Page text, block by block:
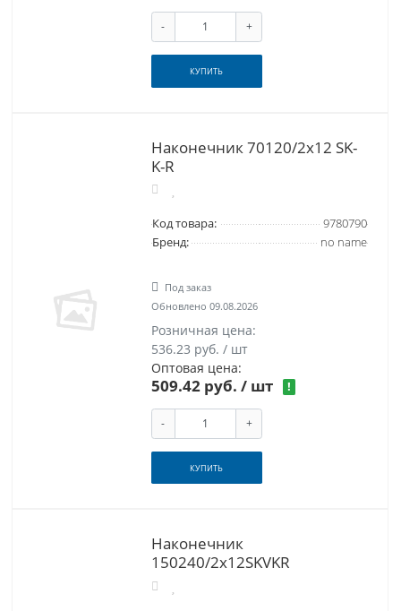
- +
КУПИТЬ
Наконечник 70120/2х12 SK-
K-R
Код товара:
9780790
Бренд:
no name
Под заказ
Обновлено 09.08.2026
Розничная цена:
536.23 руб. / шт
Оптовая цена:
509.42 руб. / шт !
- +
КУПИТЬ
Наконечник
150240/2х12SKVKR